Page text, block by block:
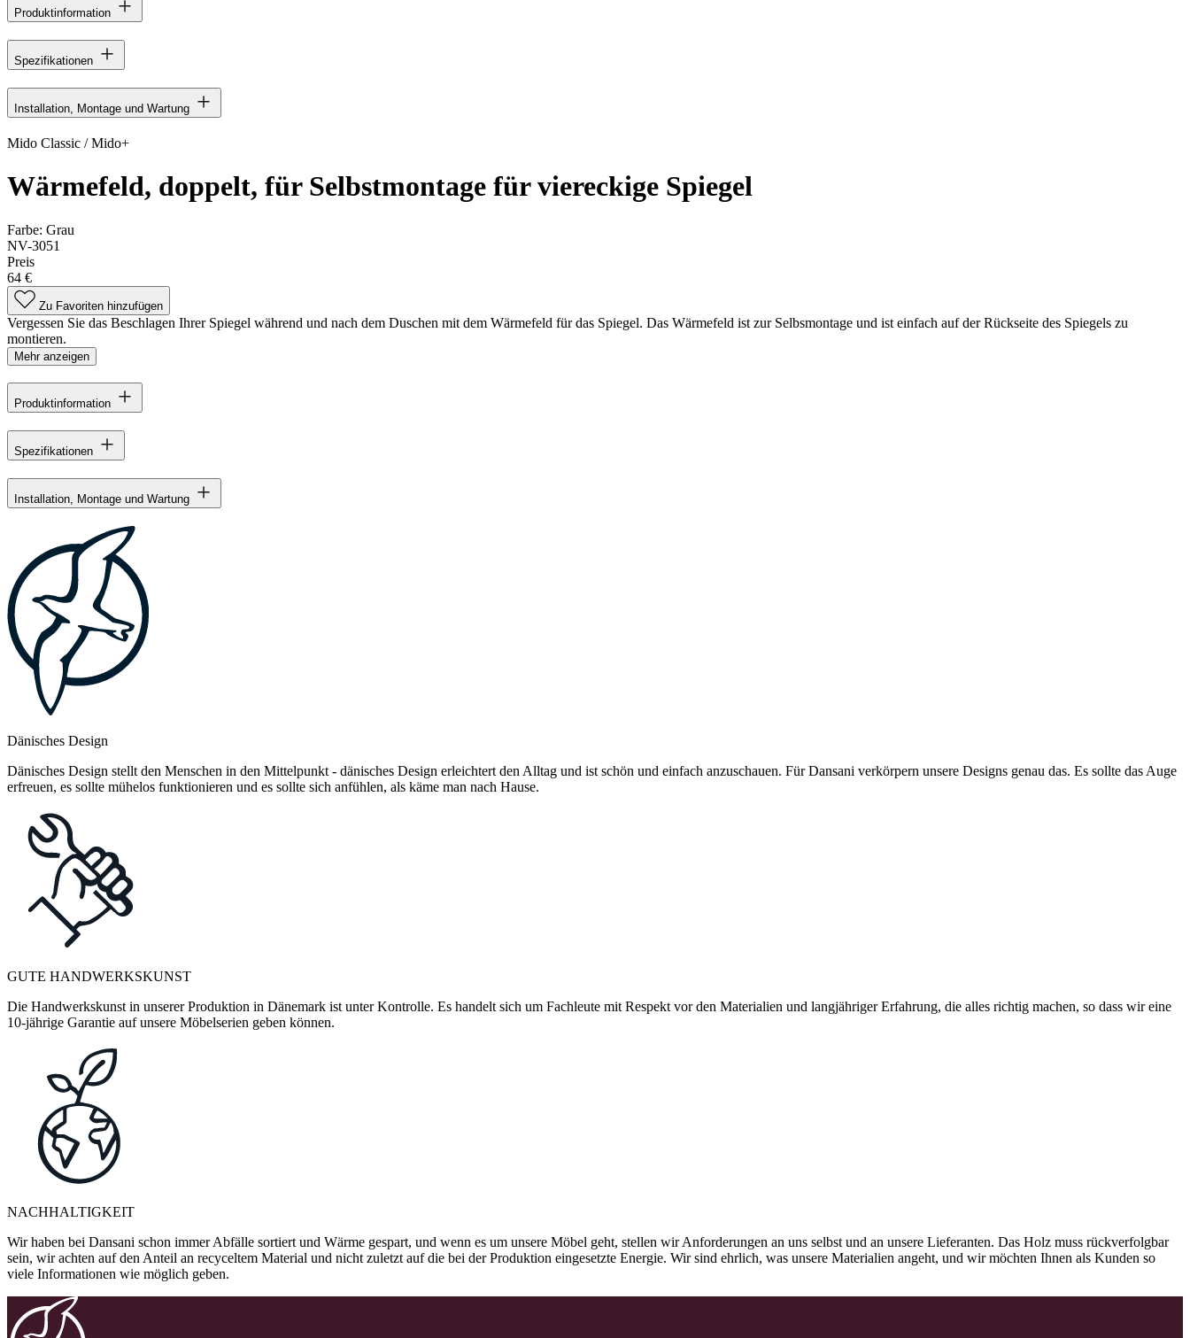
Produktinformation
Spezifikationen
Installation, Montage und Wartung
Mido Classic / Mido+
Wärmefeld, doppelt, für Selbstmontage für viereckige Spiegel
Farbe: Grau
NV-3051
Preis
64 €
Zu Favoriten hinzufügen
Vergessen Sie das Beschlagen Ihrer Spiegel während und nach dem Duschen mit dem Wärmefeld für das Spiegel. Das Wärmefeld ist zur Selbsmontage und ist einfach auf der Rückseite des Spiegels zu
montieren.
Mehr anzeigen
Produktinformation
Spezifikationen
Installation, Montage und Wartung
Dänisches Design
Dänisches Design stellt den Menschen in den Mittelpunkt - dänisches Design erleichtert den Alltag und ist schön und einfach anzuschauen. Für Dansani verkörpern unsere Designs genau das. Es sollte das Auge
erfreuen, es sollte mühelos funktionieren und es sollte sich anfühlen, als käme man nach Hause.
GUTE HANDWERKSKUNST
Die Handwerkskunst in unserer Produktion in Dänemark ist unter Kontrolle. Es handelt sich um Fachleute mit Respekt vor den Materialien und langjähriger Erfahrung, die alles richtig machen, so dass wir eine
10-jährige Garantie auf unsere Möbelserien geben können.
NACHHALTIGKEIT
Wir haben bei Dansani schon immer Abfälle sortiert und Wärme gespart, und wenn es um unsere Möbel geht, stellen wir Anforderungen an uns selbst und an unsere Lieferanten. Das Holz muss rückverfolgbar
sein, wir achten auf den Anteil an recyceltem Material und nicht zuletzt auf die bei der Produktion eingesetzte Energie. Wir sind ehrlich, was unsere Materialien angeht, und wir möchten Ihnen als Kunden so
viele Informationen wie möglich geben.